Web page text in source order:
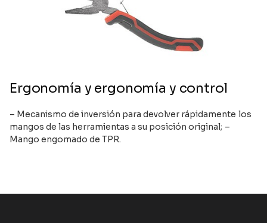
Ergonomía y ergonomía y control
– Mecanismo de inversión para devolver rápidamente los
mangos de las herramientas a su posición original; –
Mango engomado de TPR.